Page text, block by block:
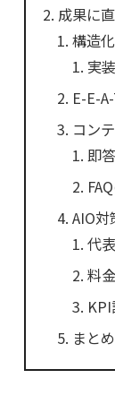
成果に
構造
実
E-E-
コン
即
AIO
代
料
まと